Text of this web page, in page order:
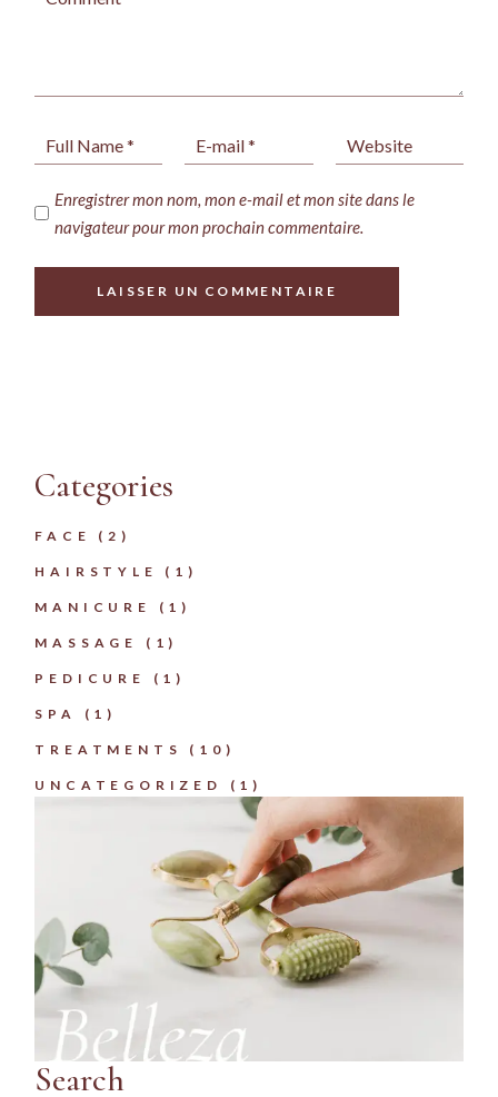
Enregistrer mon nom, mon e-mail et mon site dans le
navigateur pour mon prochain commentaire.
LAISSER UN COMMENTAIRE
Categories
FACE (2)
HAIRSTYLE (1)
MANICURE (1)
MASSAGE (1)
PEDICURE (1)
SPA (1)
TREATMENTS (10)
UNCATEGORIZED (1)
Search